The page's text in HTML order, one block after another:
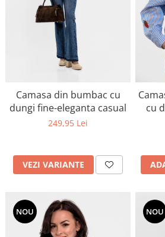
Camasa din bumbac cu
dungi fine-eleganta casual
249,95 Lei
VEZI VARIANTE
cu
NOU NOU